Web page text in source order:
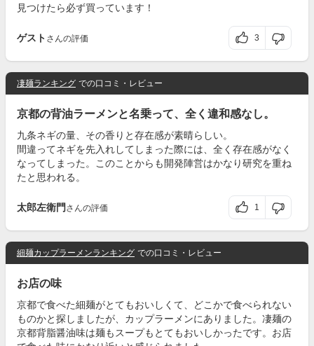
見つけたら必ず買っています！
ゲスト さんの評価 3
凄麺ランキング での口コミ・レビュー
京都の背油ラーメンと名乗って、全く違和感なし。
九条ネギの量、その香りと存在感が素晴らしい。
間違ってネギを先入れしてしまった際には、全く存在感がなく
なってしまった。このことからも開発陣営はかなり研究を重ね
たと思われる。
太郎左衛門 さんの評価 1
細麺カップラーメンランキング での口コミ・レビュー
お店の味
京都で食べた細麺がとてもおいしくて、どこかで食べられない
ものかと探しましたが、カップラーメンにありました。凄麺の
京都背脂醤油味は麺もスープもとてもおいしかったです。お店